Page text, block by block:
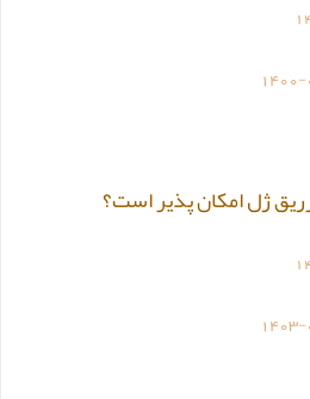
تزریق ژل امکان پذیر است؟